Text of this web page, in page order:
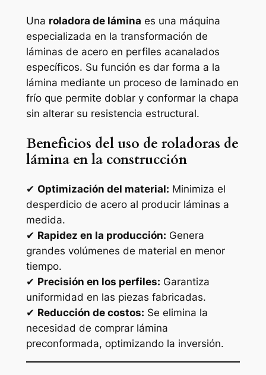
Una roladora de lámina es una máquina
especializada en la transformación de
láminas de acero en perfiles acanalados
específicos. Su función es dar forma a la
lámina mediante un proceso de laminado en
frío que permite doblar y conformar la chapa
sin alterar su resistencia estructural.
Beneficios del uso de roladoras de
lámina en la construcción
✔ Optimización del material: Minimiza el
desperdicio de acero al producir láminas a
medida.
✔ Rapidez en la producción: Genera
grandes volúmenes de material en menor
tiempo.
✔ Precisión en los perfiles: Garantiza
uniformidad en las piezas fabricadas.
✔ Reducción de costos: Se elimina la
necesidad de comprar lámina
preconformada, optimizando la inversión.